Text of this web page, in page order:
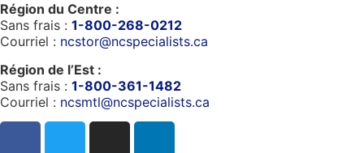
Région du Centre :
Sans frais : 1-800-268-0212
Courriel : ncstor@ncspecialists.ca
Région de l’Est :
Sans frais : 1-800-361-1482
Courriel : ncsmtl@ncspecialists.ca